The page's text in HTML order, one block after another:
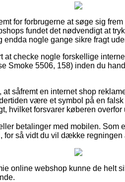
for forbrugerne at søge sig
fundet det nødvendigt at
endda nogle gange sikre fragt
checke nogle forskellige
Smoke 5506, 158) inden du
såfremt en internet shop
være et symbol på en
hvilket forsvarer køberen
betalinger med mobilen. Som
for så vidt du vil dække regningen
online webshop kunne de helt